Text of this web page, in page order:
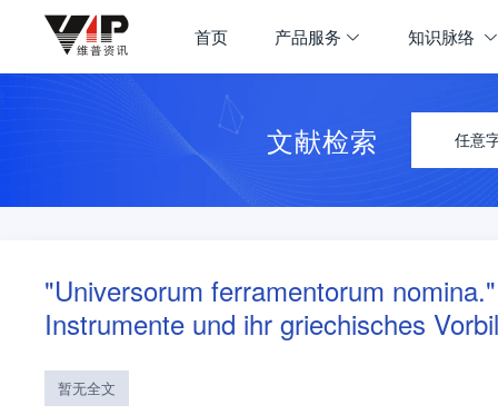
首页 产品服务 知识脉络
文献检索 任意
"Universorum ferramentorum
Instrumente und ihr griechisches
暂无全文